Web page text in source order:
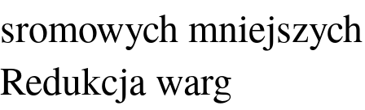
sromowych mniejszych
Redukcja warg